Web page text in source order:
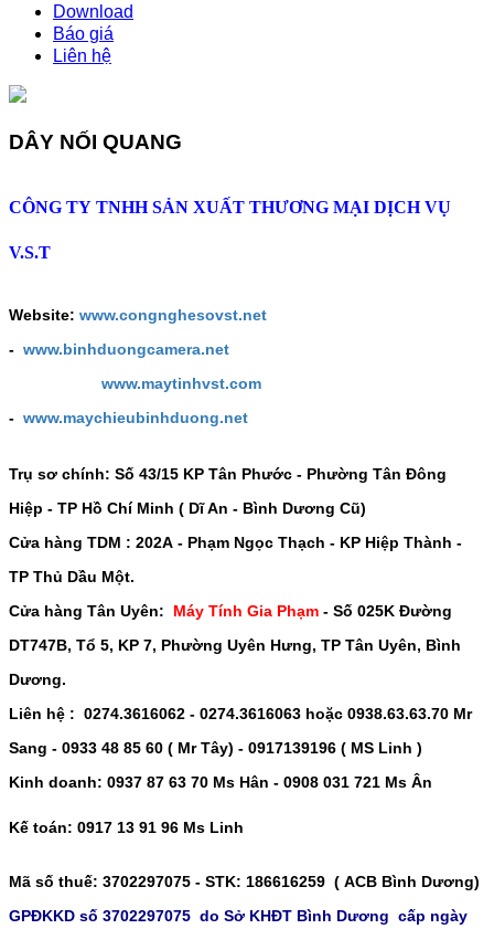
Download
Báo giá
Liên hệ
DÂY NỐI QUANG
CÔNG TY TNHH SẢN XUẤT THƯƠNG MẠI DỊCH VỤ
V.S.T
Website: www.congnghesovst.net
- www.binhduongcamera.net
www.maytinhvst.com
- www.maychieubinhduong.net
Trụ sơ chính: Số 43/15 KP Tân Phước - Phường Tân Đông
Hiệp - TP Hồ Chí Minh ( Dĩ An - Bình Dương Cũ)
Cửa hàng TDM : 202A - Phạm Ngọc Thạch - KP Hiệp Thành -
TP Thủ Dầu Một.
Cửa hàng Tân Uyên:
Máy Tính Gia Phạm - Số 025K Đường
DT747B, Tổ 5, KP 7, Phường Uyên Hưng, TP Tân Uyên, Bình
Dương.
Liên hệ : 0274.3616062 - 0274.3616063 hoặc 0938.63.63.70 Mr
Sang - 0933 48 85 60 ( Mr Tây) - 0917139196 ( MS Linh )
Kinh doanh: 0937 87 63 70 Ms Hân - 0908 031 721 Ms Ân
Kế toán: 0917 13 91 96 Ms Linh
Mã số thuế: 3702297075 - STK: 186616259 ( ACB Bình Dương)
GPĐKKD số 3702297075 do Sở KHĐT Bình Dương cấp ngày